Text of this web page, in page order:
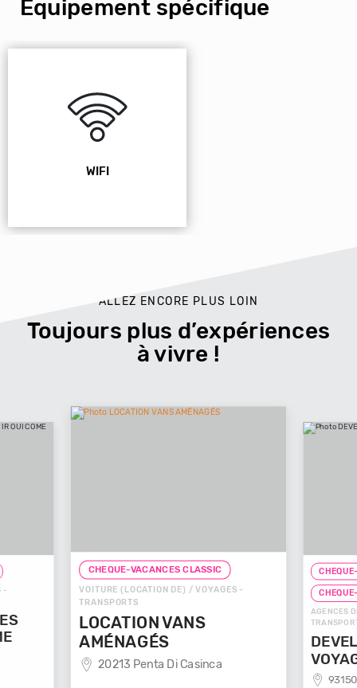
Équipement spécifique
WIFI
ALLEZ ENCORE PLUS LOIN
Toujours plus d’expériences
à vivre !
-
CHEQUE-VACANCES CLASSIC
VOITURE (LOCATION DE) / VOYAGES -
TRANSPORTS
LOCATION VANS
AMÉNAGÉS
20213 Penta Di Casinca
AGENCES